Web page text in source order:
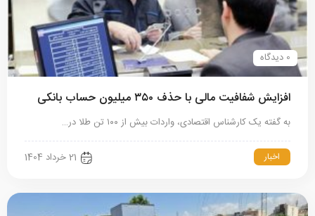
0 دیدگاه
افزایش شفافیت مالی با حذف ۳۵۰ میلیون حساب بانکی
به گفته یک کارشناس اقتصادی، واردات بیش‌ از ۱۰۰ تن طلا در…
اخبار 21 خرداد 1404